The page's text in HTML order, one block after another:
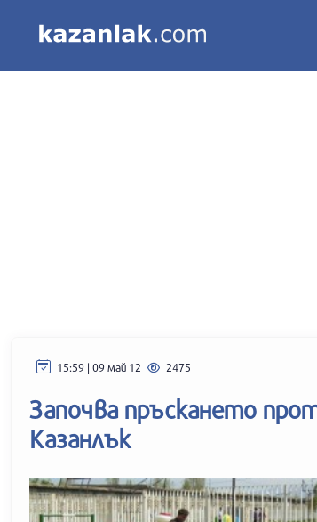
15:59 | 09 май 12 2475
Започва пръскането
Казанлък